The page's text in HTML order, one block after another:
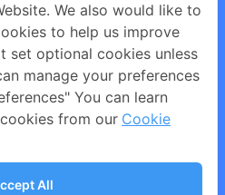
i-SUCCESS
Sanamchan tutor
Knowledge Academy
Berante
Perfect 10
Premier Prep
We also would like to
to help us improve
set optional cookies unless
manage your preferences
You can learn
from our Cookie
All